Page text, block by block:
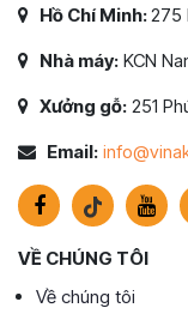
Hồ Chí Minh:275
Nhà máy: KCN
Xưởng gỗ: 251
Email:
VỀ CHÚNG TÔI
Về chúng tôi